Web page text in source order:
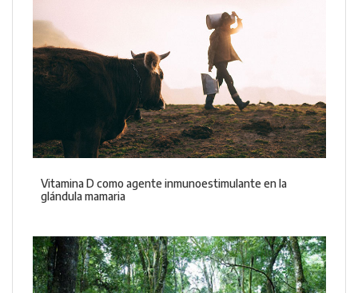
Vitamina D como agente inmunoestimulante en la
glándula mamaria